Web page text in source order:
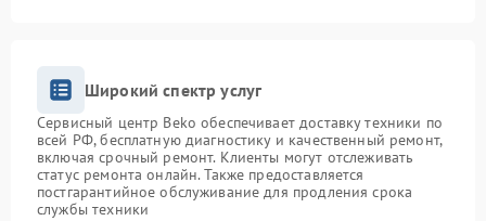
Широкий спектр услуг
Сервисный центр Beko обеспечивает доставку техники по
всей РФ, бесплатную диагностику и качественный ремонт,
включая срочный ремонт. Клиенты могут отслеживать
статус ремонта онлайн. Также предоставляется
постгарантийное обслуживание для продления срока
службы техники